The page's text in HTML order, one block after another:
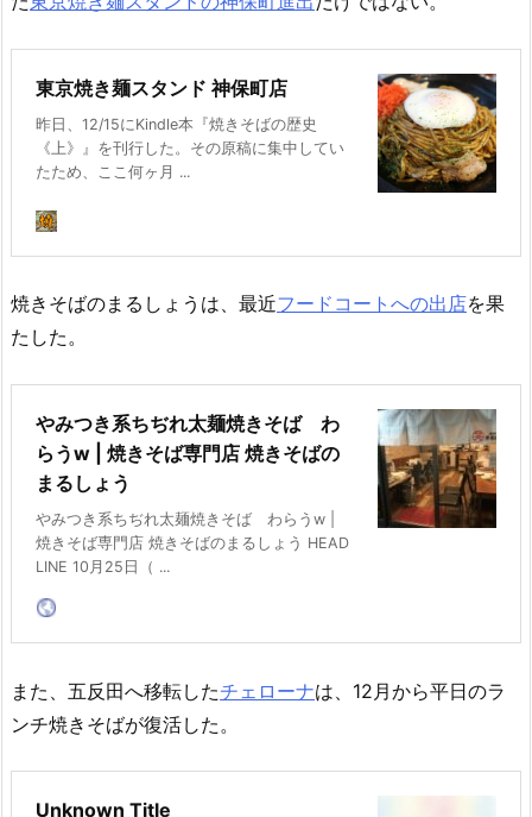
東京焼き麺スタンド 神保町店
昨日、12/15にKindle本『焼きそばの歴史
《上》』を刊行した。その原稿に集中してい
たため、ここ何ヶ月 ...
焼きそばのまるしょうは、最近フードコートへの出店を果
たした。
やみつき系ちぢれ太麺焼きそば わ
らうw | 焼きそば専門店 焼きそばの
まるしょう
やみつき系ちぢれ太麺焼きそば わらうw |
焼きそば専門店 焼きそばのまるしょう HEAD
LINE 10月25日（ ...
また、五反田へ移転したチェローナは、12月から平日のラ
ンチ焼きそばが復活した。
Unknown Title